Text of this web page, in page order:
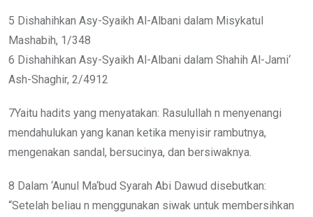
5 Dishahihkan Asy-Syaikh Al-Albani dalam Misykatul
Mashabih, 1/348
6 Dishahihkan Asy-Syaikh Al-Albani dalam Shahih Al-Jami‘
Ash-Shaghir, 2/4912
7Yaitu hadits yang menyatakan: Rasulullah n menyenangi
mendahulukan yang kanan ketika menyisir rambutnya,
mengenakan sandal, bersucinya, dan bersiwaknya.
8 Dalam ‘Aunul Ma‘bud Syarah Abi Dawud disebutkan:
“Setelah beliau n menggunakan siwak untuk membersihkan